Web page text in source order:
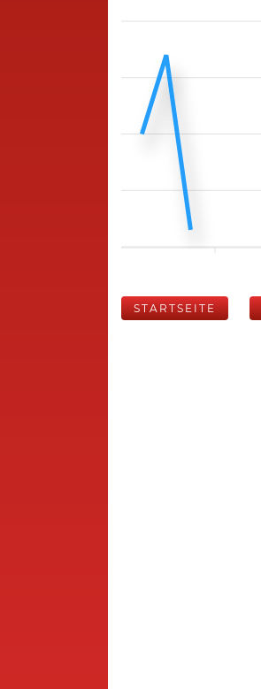
STARTSEITE